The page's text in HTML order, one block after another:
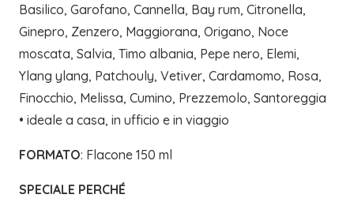
Basilico, Garofano, Cannella, Bay rum, Citronella,
Ginepro, Zenzero, Maggiorana, Origano, Noce
moscata, Salvia, Timo albania, Pepe nero, Elemi,
Ylang ylang, Patchouly, Vetiver, Cardamomo, Rosa,
Finocchio, Melissa, Cumino, Prezzemolo, Santoreggia
• ideale a casa, in ufficio e in viaggio
FORMATO: Flacone 150 ml
SPECIALE PERCHÉ